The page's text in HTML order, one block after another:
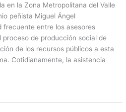
en la Zona Metropolitana del Valle
peñista Miguel Ángel
frecuente entre los asesores
de producción social de
de los recursos públicos a esta
Cotidianamente, la asistencia